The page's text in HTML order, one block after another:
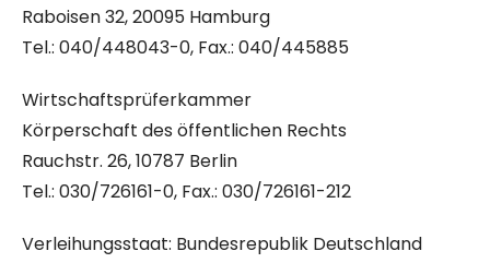
Raboisen 32, 20095 Hamburg
Tel.: 040/448043-0, Fax.: 040/445885
Wirtschaftsprüferkammer
Körperschaft des öffentlichen Rechts
Rauchstr. 26, 10787 Berlin
Tel.: 030/726161-0, Fax.: 030/726161-212
Verleihungsstaat: Bundesrepublik Deutschland